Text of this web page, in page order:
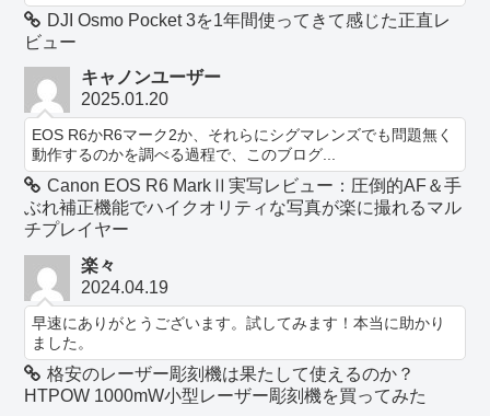
DJI Osmo Pocket 3を1年間使ってきて感じた正直レ
ビュー
キャノンユーザー
2025.01.20
EOS R6かR6マーク2か、それらにシグマレンズでも問題無く
動作するのかを調べる過程で、このブログ...
Canon EOS R6 MarkⅡ実写レビュー：圧倒的AF＆手
ぶれ補正機能でハイクオリティな写真が楽に撮れるマル
チプレイヤー
楽々
2024.04.19
早速にありがとうございます。試してみます！本当に助かり
ました。
格安のレーザー彫刻機は果たして使えるのか？
HTPOW 1000mW小型レーザー彫刻機を買ってみた